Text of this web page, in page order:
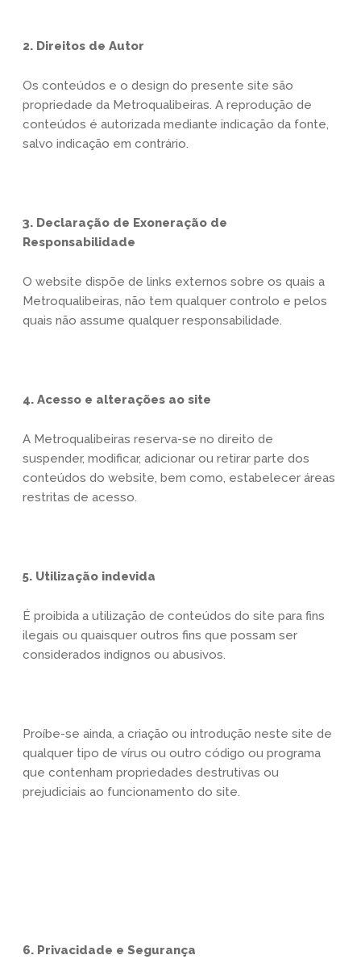
2. Direitos de Autor
Os conteúdos e o design do presente site são
propriedade da Metroqualibeiras. A reprodução de
conteúdos é autorizada mediante indicação da fonte,
salvo indicação em contrário.
3. Declaração de Exoneração de
Responsabilidade
O website dispõe de links externos sobre os quais a
Metroqualibeiras, não tem qualquer controlo e pelos
quais não assume qualquer responsabilidade.
4. Acesso e alterações ao site
A Metroqualibeiras reserva-se no direito de
suspender, modificar, adicionar ou retirar parte dos
conteúdos do website, bem como, estabelecer áreas
restritas de acesso.
5. Utilização indevida
É proibida a utilização de conteúdos do site para fins
ilegais ou quaisquer outros fins que possam ser
considerados indignos ou abusivos.
Proíbe-se ainda, a criação ou introdução neste site de
qualquer tipo de vírus ou outro código ou programa
que contenham propriedades destrutivas ou
prejudiciais ao funcionamento do site.
6. Privacidade e Segurança